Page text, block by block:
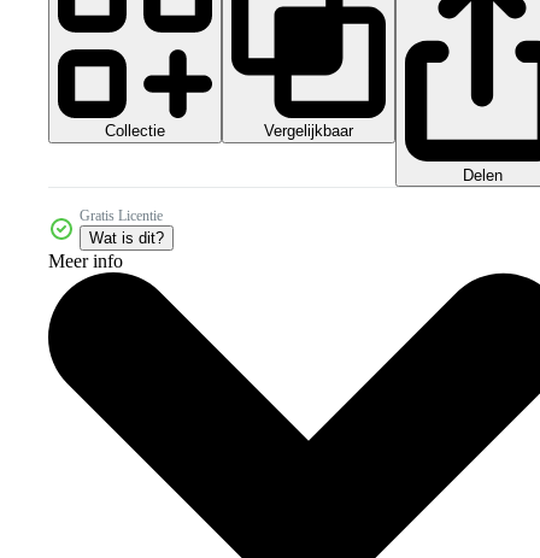
Collectie Vergelijkbaar
Delen
Gratis Licentie
Wat is dit?
Meer info